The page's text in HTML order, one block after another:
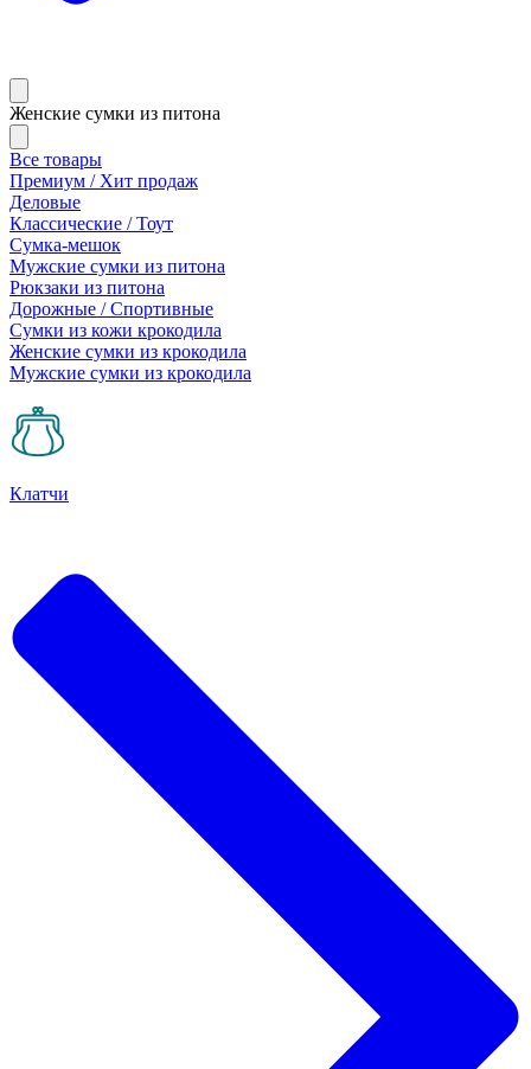
Женские сумки из питона
Все товары
Премиум / Хит продаж
Деловые
Классические / Тоут
Сумка-мешок
Мужские сумки из питона
Рюкзаки из питона
Дорожные / Спортивные
Сумки из кожи крокодила
Женские сумки из крокодила
Мужские сумки из крокодила
Клатчи